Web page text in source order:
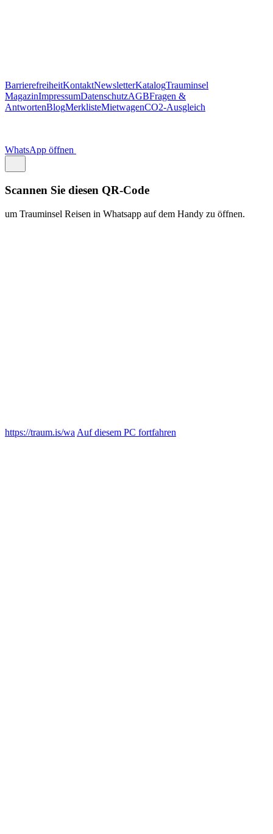
https://traum.is/waAuf diesem PC fortfahren